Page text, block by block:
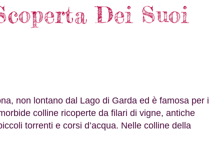
Dei Suoi
non lontano dal Lago di Garda ed è famosa per i
colline ricoperte da filari di vigne, antiche
torrenti e corsi d’acqua. Nelle colline della